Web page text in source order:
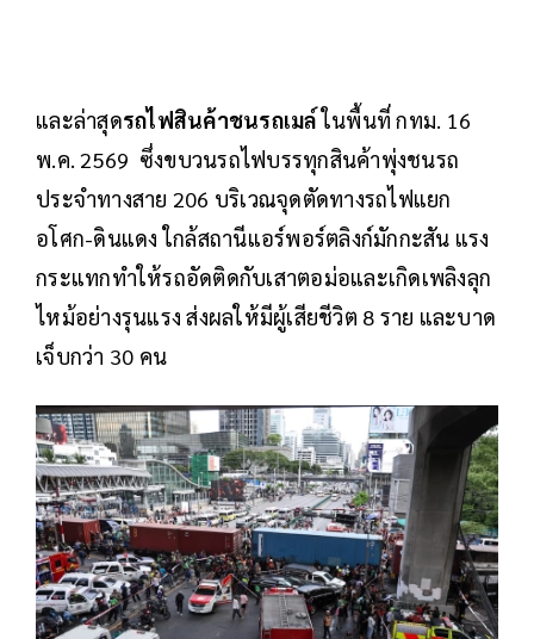
และล่าสุดรถไฟสินค้าชนรถเมล์ในพื้นที่ กทม. 16
พ.ค. 2569 ซึ่งขบวนรถไฟบรรทุกสินค้าพุ่งชนรถ
ประจำทางสาย 206 บริเวณจุดตัดทางรถไฟแยก
อโศก-ดินแดง ใกล้สถานีแอร์พอร์ตลิงก์มักกะสัน แรง
กระแทกทำให้รถอัดติดกับเสาตอม่อและเกิดเพลิงลุก
ไหม้อย่างรุนแรง ส่งผลให้มีผู้เสียชีวิต 8 ราย และบาด
เจ็บกว่า 30 คน